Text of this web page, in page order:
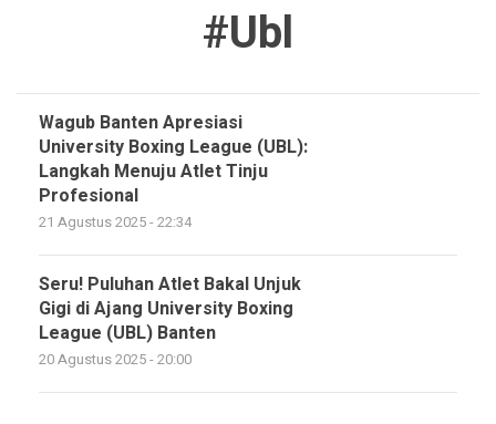
#ubl
Wagub Banten Apresiasi
University Boxing League (UBL):
Langkah Menuju Atlet Tinju
Profesional
21 Agustus 2025 - 22:34
Seru! Puluhan Atlet Bakal Unjuk
Gigi di Ajang University Boxing
League (UBL) Banten
20 Agustus 2025 - 20:00